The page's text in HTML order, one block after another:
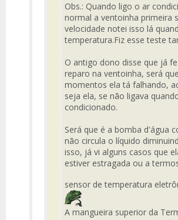
Obs.: Quando ligo o ar
normal a ventoinha primeira
velocidade notei isso lá
temperatura.Fiz esse teste
O antigo dono disse que já
reparo na ventoinha, será
momentos ela tá falhando,
seja ela, se não ligava
condicionado.
Será que é a bomba d'água
não circula o líquido
isso, já vi alguns casos que
estiver estragada ou a
sensor de temperatura
A mangueira superior da